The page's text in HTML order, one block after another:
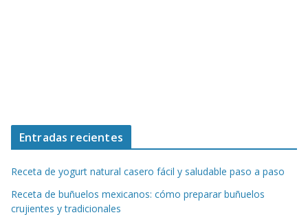
Entradas recientes
Receta de yogurt natural casero fácil y saludable paso a paso
Receta de buñuelos mexicanos: cómo preparar buñuelos
crujientes y tradicionales